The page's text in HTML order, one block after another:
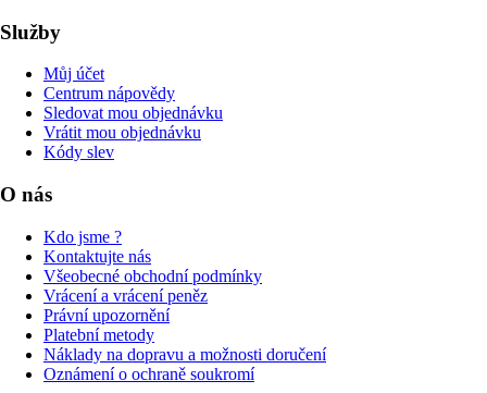
Služby
Můj účet
Centrum nápovědy
Sledovat mou objednávku
Vrátit mou objednávku
Kódy slev
O nás
Kdo jsme ?
Kontaktujte nás
Všeobecné obchodní podmínky
Vrácení a vrácení peněz
Právní upozornění
Platební metody
Náklady na dopravu a možnosti doručení
Oznámení o ochraně soukromí